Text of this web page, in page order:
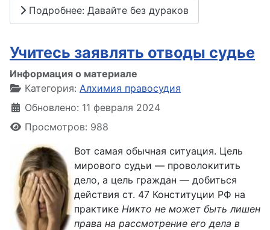
Подробнее: Давайте без дураков
Учитесь заявлять отводы судье
Информация о материале
Категория: Алхимия правосудия
Обновлено: 11 февраля 2024
Просмотров: 988
Вот самая обычная ситуация. Цель
мирового судьи — проволокитить
дело, а цель граждан — добиться
действия ст. 47 Конституции РФ на
практике Никто не может быть лишен
права на рассмотрение его дела в